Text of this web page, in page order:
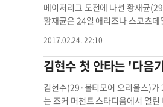
독의 예상대로라면 류현진은 29일 또는 30일 마지막으로 등판한다. 10
에 마지막 경기에서 던질 필요가 있다. 언론에서는 류현진 대신 브랜든 매카시가 선발로 나설 수도 있다고 전망하고 있다. 매카시는
메이저리그 도전에 나선 황재균
황재균은 24일 애리조나 스코츠데일서 열린
계약을 체결한 황재균은 스프링캠프 초청 선수
로 투입된 황재균은 들어서자마자
나선 황재균은 투수 바렛 애스틴에게 삼구 삼진을 당했다. 8회말 타석에서도 아쉬운 모
대한 황재균은 헛스윙으로 삼구 삼진을
이어졌다. 황재균은 9회초 1사 1
2017.02.24. 22:10
김현수 첫 안타는 '다음
김현수(29·볼티모어 오리올스)가 2017시즌 메
는 조커 머천트 스타디움에서 열